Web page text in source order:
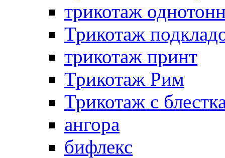
трикотаж
Трикотаж
трикотаж принт
Трикотаж Рим
Трикотаж с
ангора
бифлекс